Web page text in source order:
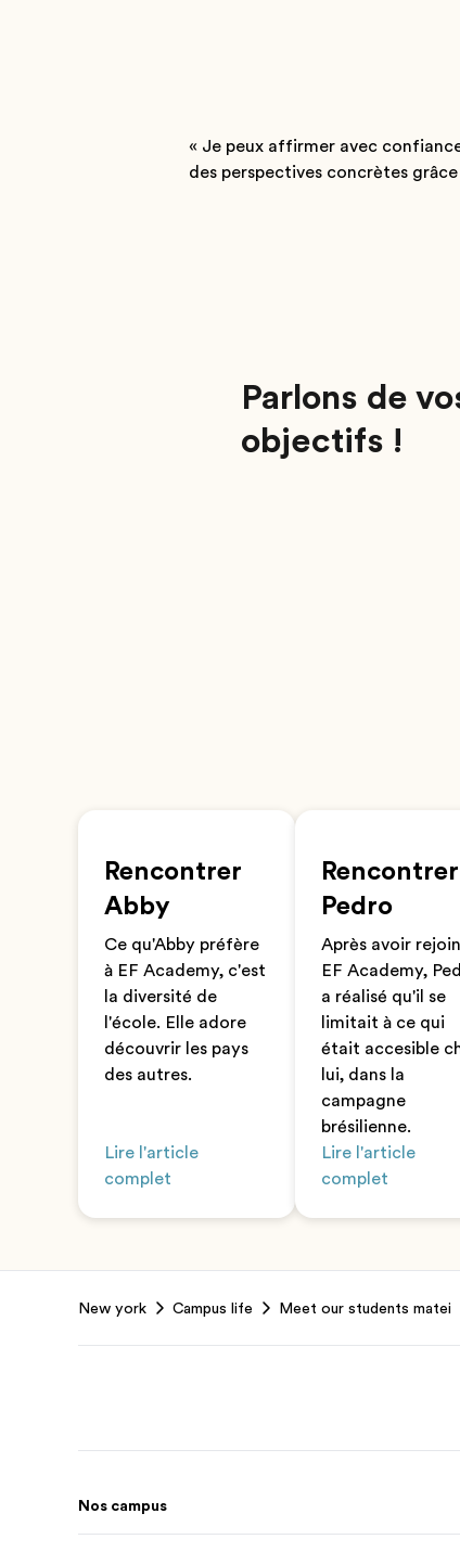
« Je peux affirmer avec
des perspectives concrètes
Parlons de
objectifs !
Rencontrer
Abby
Ce qu'Abby préfère
à EF Academy, c'est
la diversité de
l'école. Elle adore
découvrir les pays
des autres.
Lire l'article
complet
Rencontrer
Pedro
Après avoir
EF Academy,
a réalisé qu'il se
limitait à ce qui
était accesible
lui, dans la
campagne
brésilienne.
Lire l'article
complet
New york Campus life Meet our students matei
Nos campus